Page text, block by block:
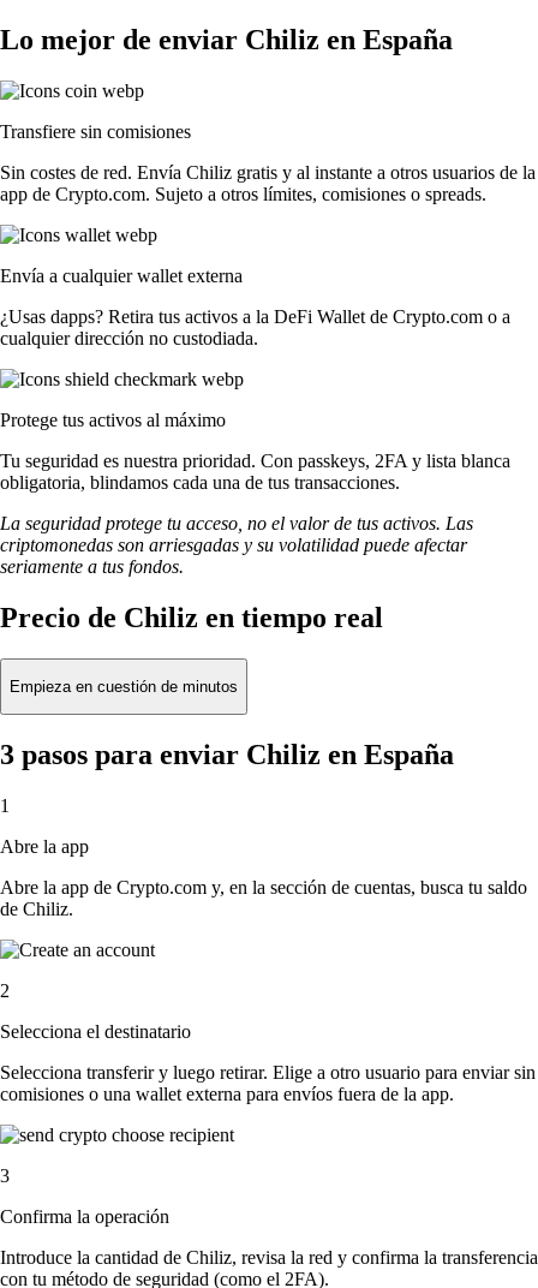
Lo mejor de enviar Chiliz en España
Transfiere sin comisiones
Sin costes de red. Envía Chiliz gratis y al instante a otros usuarios de la
app de Crypto.com. Sujeto a otros límites, comisiones o spreads.
Envía a cualquier wallet externa
¿Usas dapps? Retira tus activos a la DeFi Wallet de Crypto.com o a
cualquier dirección no custodiada.
Protege tus activos al máximo
Tu seguridad es nuestra prioridad. Con passkeys, 2FA y lista blanca
obligatoria, blindamos cada una de tus transacciones.
La seguridad protege tu acceso, no el valor de tus activos. Las
criptomonedas son arriesgadas y su volatilidad puede afectar
seriamente a tus fondos.
Precio de Chiliz en tiempo real
Empieza en cuestión de minutos
3 pasos para enviar Chiliz en España
1
Abre la app
Abre la app de Crypto.com y, en la sección de cuentas, busca tu saldo
de Chiliz.
2
Selecciona el destinatario
Selecciona transferir y luego retirar. Elige a otro usuario para enviar sin
comisiones o una wallet externa para envíos fuera de la app.
3
Confirma la operación
Introduce la cantidad de Chiliz, revisa la red y confirma la transferencia
con tu método de seguridad (como el 2FA).